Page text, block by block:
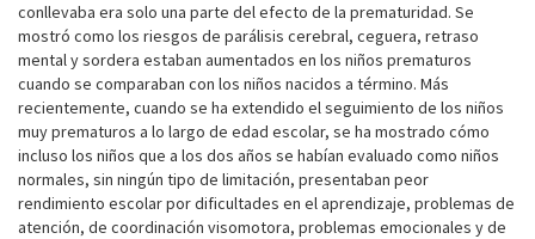
conllevaba era solo una parte del efecto de la prematuridad. Se
mostró como los riesgos de parálisis cerebral, ceguera, retraso
mental y sordera estaban aumentados en los niños prematuros
cuando se comparaban con los niños nacidos a término. Más
recientemente, cuando se ha extendido el seguimiento de los niños
muy prematuros a lo largo de edad escolar, se ha mostrado cómo
incluso los niños que a los dos años se habían evaluado como niños
normales, sin ningún tipo de limitación, presentaban peor
rendimiento escolar por dificultades en el aprendizaje, problemas de
atención, de coordinación visomotora, problemas emocionales y de